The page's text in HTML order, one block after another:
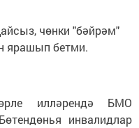
чөнки "бәйрәм"
ярашып бетми.
илләрендә БМО
инвалидлар